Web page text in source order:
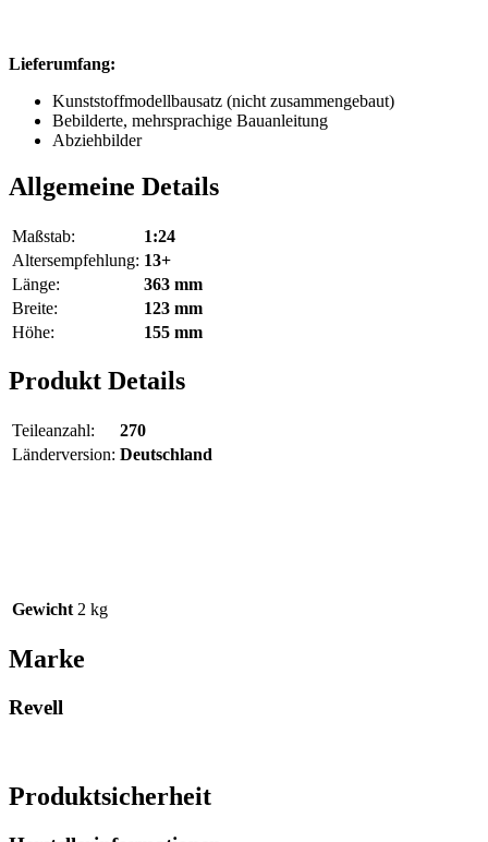
Lieferumfang:
Kunststoffmodellbausatz (nicht zusammengebaut)
Bebilderte, mehrsprachige Bauanleitung
Abziehbilder
Allgemeine Details
Maßstab:
1:24
Altersempfehlung: 13+
Länge:
363 mm
Breite:
123 mm
Höhe:
155 mm
Produkt Details
Teileanzahl:
270
Länderversion: Deutschland
Gewicht 2 kg
Marke
Revell
Produktsicherheit